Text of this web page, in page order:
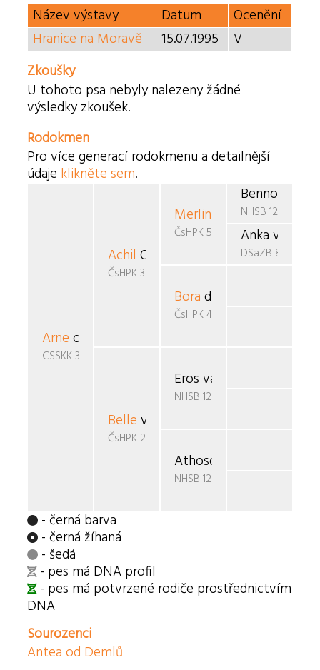
Název výstavy
Datum
Ocenění
Hranice na Moravě
15.07.1995
V
Zkoušky
U tohoto psa nebyly nalezeny žádné
výsledky zkoušek.
Rodokmen
Pro více generací rodokmenu a detailnější
údaje klikněte sem.
Arne od Demlů
CSSKK 308/92
Achil Osam
ČsHPK 38/89/91
Belle v.d. Ramselaar
ČsHPK 21/88
Merlin v.d.
ČsHPK 5-87/86/88
Bora du Clos du Chien
ČsHPK 4-87/86/89
Eros van Bohodie
NHSB 1290690
Athosca v.d. Ramselaar
NHSB 1227295
Benno v.d.
NHSB 1290793
Anka vom
DSaZB 812220
- černá barva
- černá žíhaná
- šedá
- pes má DNA profil
- pes má potvrzené rodiče prostřednictvím
DNA
Sourozenci
Antea od Demlů